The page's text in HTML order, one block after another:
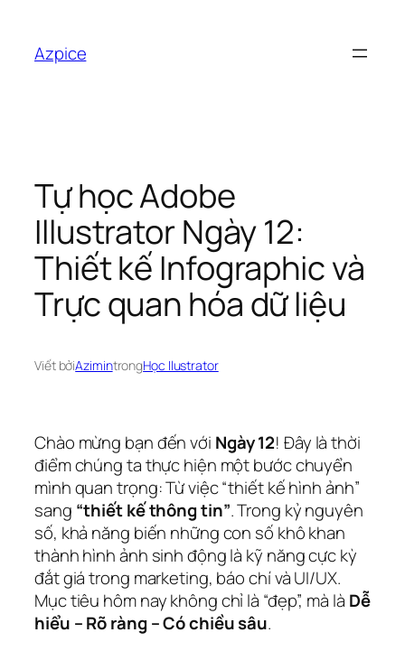
phầnAzpice
Tự học Adobe
Illustrator Ngày 12:
Thiết kế Infographic và
Trực quan hóa dữ liệu
Viết bởiAzimintrongHọc Ilustrator
Chào mừng bạn đến với Ngày 12! Đây là thời
điểm chúng ta thực hiện một bước chuyển
mình quan trọng: Từ việc “thiết kế hình ảnh”
sang “thiết kế thông tin”. Trong kỷ nguyên
số, khả năng biến những con số khô khan
thành hình ảnh sinh động là kỹ năng cực kỳ
đắt giá trong marketing, báo chí và UI/UX.
Mục tiêu hôm nay không chỉ là “đẹp”, mà là Dễ
hiểu – Rõ ràng – Có chiều sâu.